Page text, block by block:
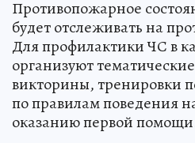
Противопожарное
будет отслеживать на
Для профилактики ЧС в
организуют
викторины, тренировки
по правилам поведения
оказанию первой